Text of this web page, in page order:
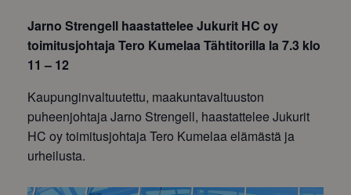
Jarno Strengell haastattelee Jukurit HC oy
toimitusjohtaja Tero Kumelaa Tähtitorilla la 7.3 klo
11 – 12
Kaupunginvaltuutettu, maakuntavaltuuston
puheenjohtaja Jarno Strengell, haastattelee Jukurit
HC oy toimitusjohtaja Tero Kumelaa elämästä ja
urheilusta.